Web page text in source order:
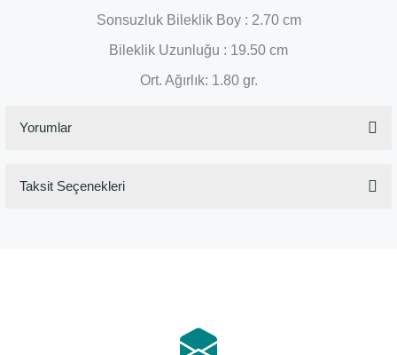
Sonsuzluk Bileklik Boy : 2.70 cm
Bileklik Uzunluğu : 19.50 cm
Ort. Ağırlık: 1.80 gr.
Yorumlar
Taksit Seçenekleri